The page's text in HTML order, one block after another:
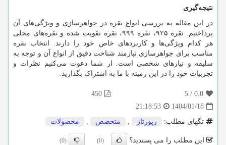
نتیجهگیری
در این مقاله به بررسی انواع نقره در جواهرسازی و ویژگیهای آن
پرداختیم. نقره ۹۲۵، نقره ۹۹۹، نقره تقویت شده و نقره
های محلی
هر کدام ویژگیها و کاربردهای خاص خود را دارند. انتخاب نقره
مناسب برای جواهرسازی نیازمند شناخت دقیق از انواع آن و توجه به
سلیقه و نیازهای شخصی است. از شما دعوت میکنیم نظرات و
تجربیات خود را در این زمینه با ما به اشتراک بگذارید.
0.0
/
5
450
1404/01/18
21:18:53
تگهای مطلب:
رپورتاژ , متخصص , محصولات
این مطلب را می پسندید؟ (0)
(0)